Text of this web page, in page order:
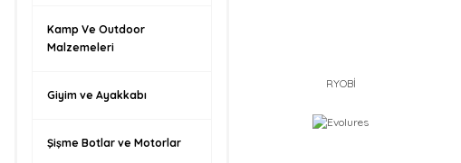
Kamp Ve Outdoor
Malzemeleri
Giyim ve Ayakkabı
Şişme Botlar ve Motorlar
RYOBİ